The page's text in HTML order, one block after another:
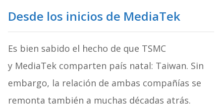
Desde los inicios de MediaTek
Es bien sabido el hecho de que TSMC
y MediaTek comparten país natal: Taiwan. Sin
embargo, la relación de ambas compañías se
remonta también a muchas décadas atrás.